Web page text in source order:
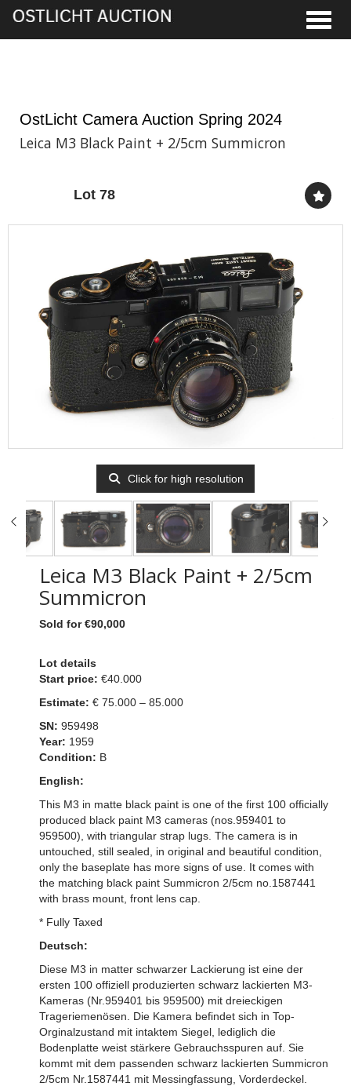
OstLicht Camera Auction Spring 2024
Leica M3 Black Paint + 2/5cm Summicron
Lot 78
Click for high resolution
Leica M3 Black Paint + 2/5cm
Summicron
Sold for €90,000
Lot details
Start price: €40.000
Estimate: € 75.000 – 85.000
SN: 959498
Year: 1959
Condition: B
English:
This M3 in matte black paint is one of the first 100 officially
produced black paint M3 cameras (nos.959401 to
959500), with triangular strap lugs. The camera is in
untouched, still sealed, in original and beautiful condition,
only the baseplate has more signs of use. It comes with
the matching black paint Summicron 2/5cm no.1587441
with brass mount, front lens cap.
* Fully Taxed
Deutsch:
Diese M3 in matter schwarzer Lackierung ist eine der
ersten 100 offiziell produzierten schwarz lackierten M3-
Kameras (Nr.959401 bis 959500) mit dreieckigen
Trageriemenösen. Die Kamera befindet sich in Top-
Orginalzustand mit intaktem Siegel, lediglich die
Bodenplatte weist stärkere Gebrauchsspuren auf. Sie
kommt mit dem passenden schwarz lackierten Summicron
2/5cm Nr.1587441 mit Messingfassung, Vorderdeckel.